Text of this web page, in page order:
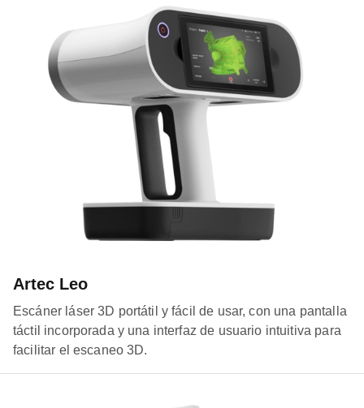
Artec Leo
Escáner láser 3D portátil y fácil de usar, con una pantalla
táctil incorporada y una interfaz de usuario intuitiva para
facilitar el escaneo 3D.